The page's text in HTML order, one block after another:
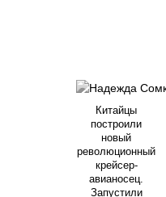
Китайцы
построили
новый
революционный
крейсер-
авианосец.
Запустили